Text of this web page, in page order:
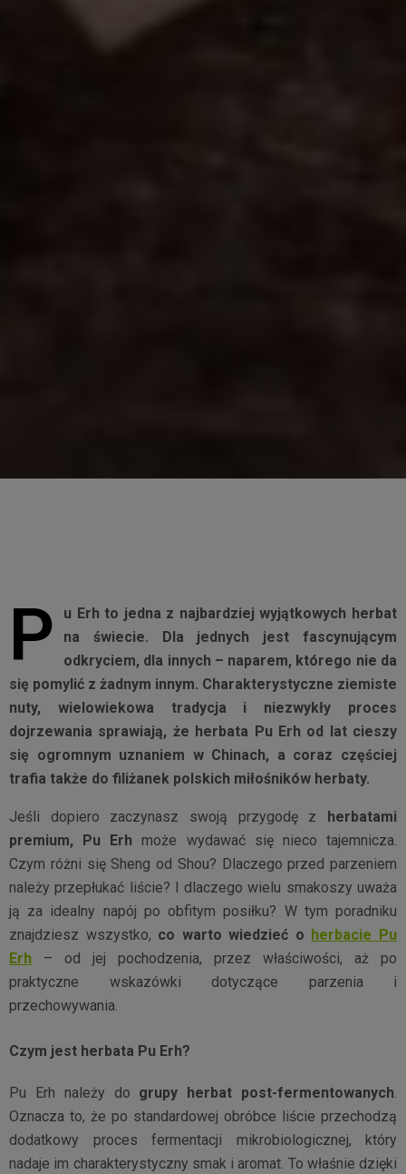
P
u Erh to jedna z najbardziej wyjątkowych herbat
na świecie. Dla jednych jest fascynującym
odkryciem, dla innych – naparem, którego nie da
się pomylić z żadnym innym. Charakterystyczne ziemiste
nuty, wielowiekowa tradycja i niezwykły proces
dojrzewania sprawiają, że herbata Pu Erh od lat cieszy
się ogromnym uznaniem w Chinach, a coraz częściej
trafia także do filiżanek polskich miłośników herbaty.
Jeśli dopiero zaczynasz swoją przygodę z
herbatami
premium, Pu Erh może wydawać się nieco tajemnicza.
Czym różni się Sheng od Shou? Dlaczego przed parzeniem
należy przepłukać liście? I dlaczego wielu smakoszy uważa
ją za idealny napój po obfitym posiłku? W tym poradniku
znajdziesz wszystko, co warto wiedzieć o herbacie Pu
Erh – od jej pochodzenia, przez właściwości, aż po
praktyczne wskazówki dotyczące parzenia i
przechowywania.
Czym jest herbata Pu Erh?
Pu Erh należy do grupy herbat post-fermentowanych.
Oznacza to, że po standardowej obróbce liście przechodzą
dodatkowy proces fermentacji mikrobiologicznej, który
nadaje im charakterystyczny smak i aromat. To właśnie dzięki